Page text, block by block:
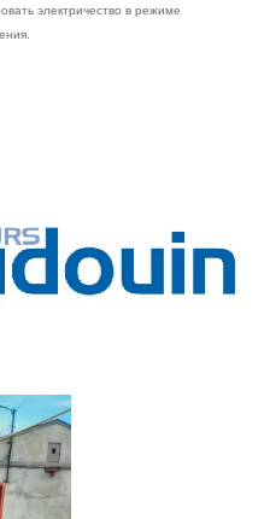
электричество в режиме